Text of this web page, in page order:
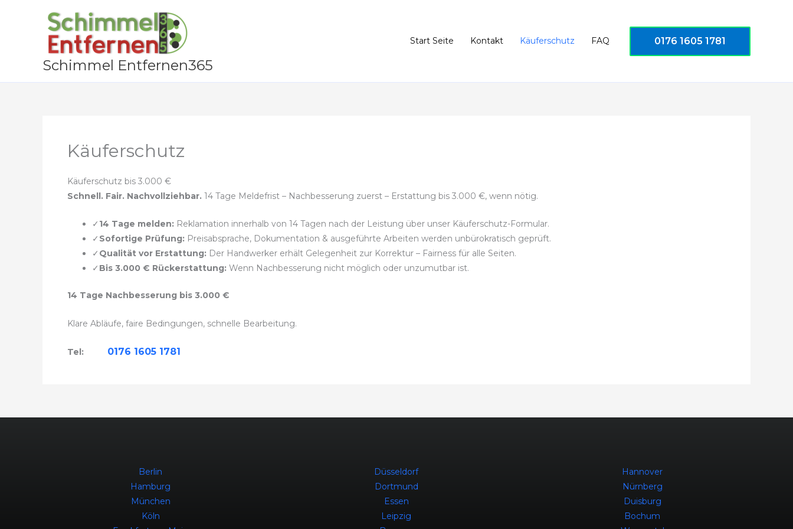
Schimmel Entfernen365
Start Seite Kontakt Käuferschutz FAQ 0176 1605 1781
Käuferschutz
Käuferschutz bis 3.000 €
Schnell. Fair. Nachvollziehbar. 14 Tage Meldefrist – Nachbesserung zuerst – Erstattung bis 3.000 €, wenn nötig.
✓ 14 Tage melden: Reklamation innerhalb von 14 Tagen nach der Leistung über unser Käuferschutz-Formular.
✓ Sofortige Prüfung: Preisabsprache, Dokumentation & ausgeführte Arbeiten werden unbürokratisch geprüft.
✓ Qualität vor Erstattung: Der Handwerker erhält Gelegenheit zur Korrektur – Fairness für alle Seiten.
✓ Bis 3.000 € Rückerstattung: Wenn Nachbesserung nicht möglich oder unzumutbar ist.
14 Tage Nachbesserung bis 3.000 €
Klare Abläufe, faire Bedingungen, schnelle Bearbeitung.
Tel: 0176 1605 1781
Berlin
Hamburg
München
Köln
Düsseldorf
Dortmund
Essen
Leipzig
Hannover
Nürnberg
Duisburg
Bochum